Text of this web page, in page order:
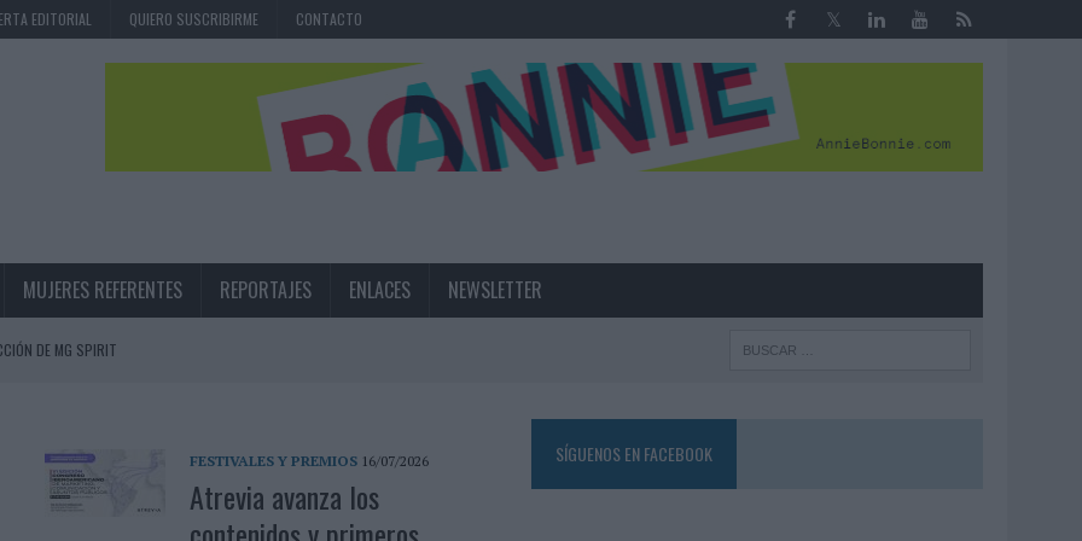
EDITORIAL QUIERO SUSCRIBIRME CONTACTO
MUJERES REFERENTES REPORTAJES ENLACES NEWSLETTER
DE MG SPIRIT
CENTRADA EN EL ORIGEN BARCELONÉS
EXPERIENCIA DE MARCA EN IBIZA
FESTIVALES Y PREMIOS 16/07/2026
Atrevia avanza los
SÍGUENOS EN FACEBOOK